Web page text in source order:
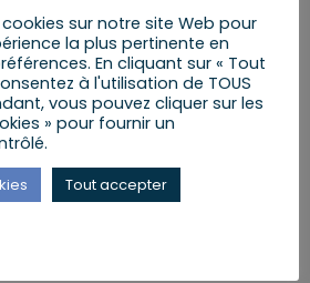
interdits aux moins de 15 ans
sur notre site Web pour
la plus pertinente en
En cliquant sur « Tout
à l'utilisation de TOUS
vous pouvez cliquer sur les
» pour fournir un
Tout accepter